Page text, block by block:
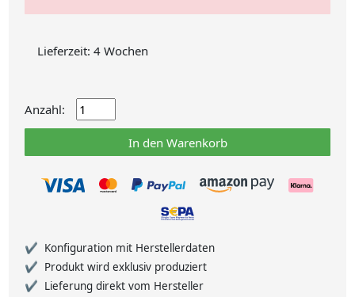
Lieferzeit: 4 Wochen
Anzahl:
In den Warenkorb
Konfiguration mit Herstellerdaten
Produkt wird exklusiv produziert
Lieferung direkt vom Hersteller